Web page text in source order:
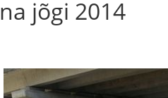
jõgi 2014